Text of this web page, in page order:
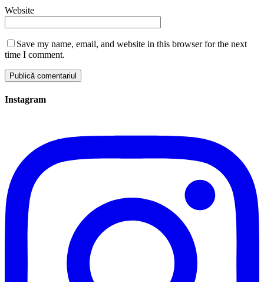
Website
Save my name, email, and website in this browser for the next
time I comment.
Instagram